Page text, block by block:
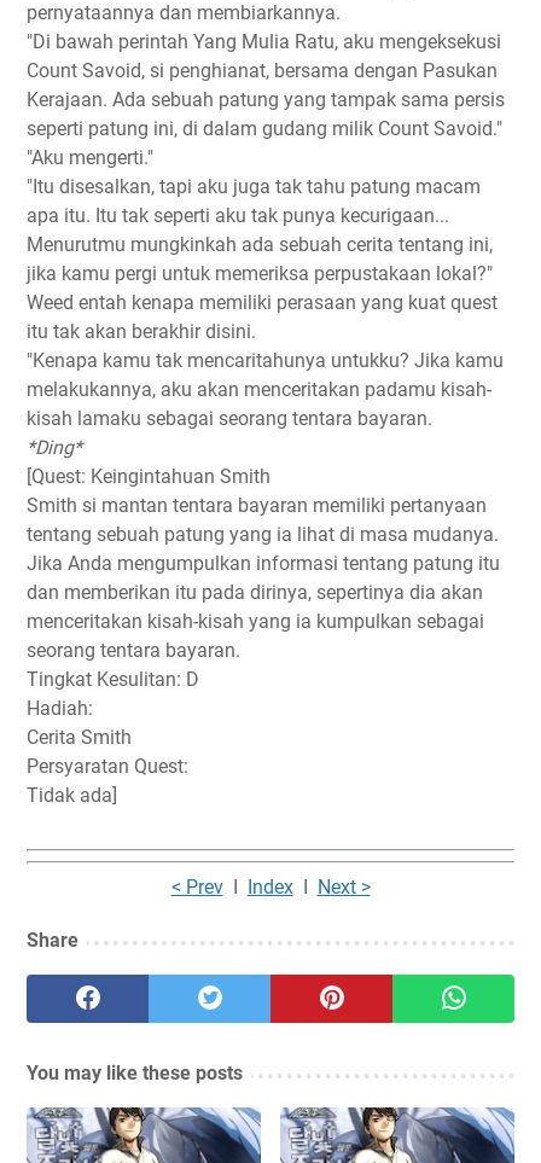
pernyataannya dan membiarkannya.
"Di bawah perintah Yang Mulia Ratu, aku mengeksekusi
Count Savoid, si penghianat, bersama dengan Pasukan
Kerajaan. Ada sebuah patung yang tampak sama persis
seperti patung ini, di dalam gudang milik Count Savoid."
"Aku mengerti."
"Itu disesalkan, tapi aku juga tak tahu patung macam
apa itu. Itu tak seperti aku tak punya kecurigaan...
Menurutmu mungkinkah ada sebuah cerita tentang ini,
jika kamu pergi untuk memeriksa perpustakaan lokal?"
Weed entah kenapa memiliki perasaan yang kuat quest
itu tak akan berakhir disini.
"Kenapa kamu tak mencaritahunya untukku? Jika kamu
melakukannya, aku akan menceritakan padamu kisah-
kisah lamaku sebagai seorang tentara bayaran.
*Ding*
[Quest: Keingintahuan Smith
Smith si mantan tentara bayaran memiliki pertanyaan
tentang sebuah patung yang ia lihat di masa mudanya.
Jika Anda mengumpulkan informasi tentang patung itu
dan memberikan itu pada dirinya, sepertinya dia akan
menceritakan kisah-kisah yang ia kumpulkan sebagai
seorang tentara bayaran.
Tingkat Kesulitan: D
Hadiah:
Cerita Smith
Persyaratan Quest:
Tidak ada]
< PrevI IndexI Next >
Share
You may like these posts